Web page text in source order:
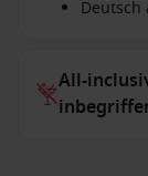
Deutsch
All-